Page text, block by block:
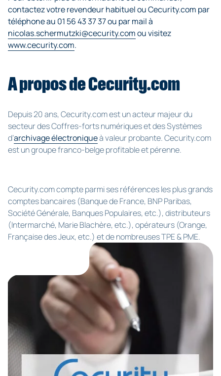
contactez votre revendeur habituel ou Cecurity.com par
téléphone au 01 56 43 37 37 ou par mail à
nicolas.schermutzki@cecurity.comou visitez
www.cecurity.com.
A propos de Cecurity.com
Depuis 20 ans, Cecurity.com est un acteur majeur du
secteur des Coffres-forts numériques et des Systèmes
d’archivage électroniqueà valeur probante. Cecurity.com
est un groupe franco-belge profitable et pérenne.
Cecurity.com compte parmi ses références les plus grands
comptes bancaires (Banque de France, BNP Paribas,
Société Générale, Banques Populaires, etc.), distributeurs
(Intermarché, Marie Blachère, etc.), opérateurs (Orange,
Française des Jeux, etc.) et de nombreuses TPE & PME.